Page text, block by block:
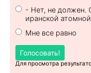
- Нет, не должен.
иранской
Мне все равно
Голосовать!
Для просмотра